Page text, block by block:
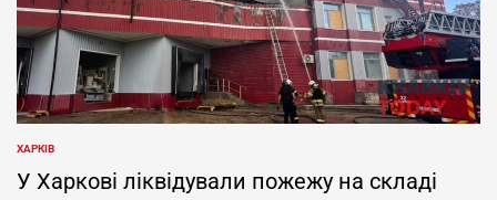
ОПУБЛІКУВАТИ
У
ХАРКІВ
У Харкові ліквідували пожежу на складі